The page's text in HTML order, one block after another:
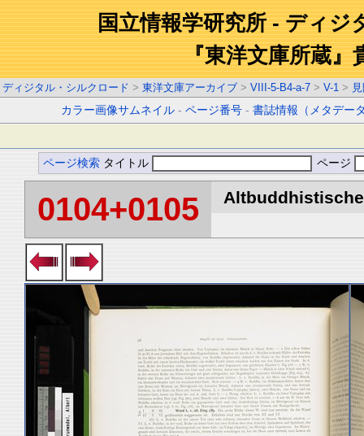
国立情報学研究所 - ディジ
『東洋文庫所蔵』
ディジタル・シルクロード > 東洋文庫アーカイブ > VIII-5-B4-a-7 > V-1 >
カラー画像サムネイル -ページ番号 -書誌情報（メタデー
ページ検索 タイトル ページ
0104+0105